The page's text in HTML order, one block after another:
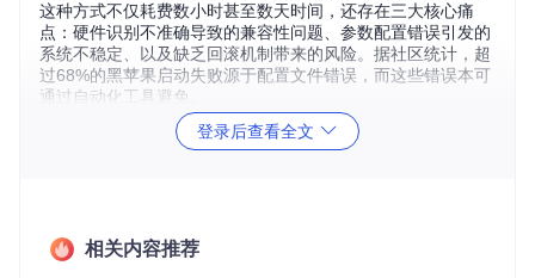
这种方式不仅耗费数小时甚至数天时间，还存在三大核心痛
点：硬件识别不准确导致的兼容性问题、参数配置错误引发的
系统不稳定、以及缺乏回滚机制带来的风险。据社区统计，超
过68%的黑苹果启动失败源于配置文件错误，而这些错误本可
通过自动化工具避免。
5%以上
效率需求
：配置流程需从传统的8小时缩短至30分钟内
登录后查看全文
相关内容推荐